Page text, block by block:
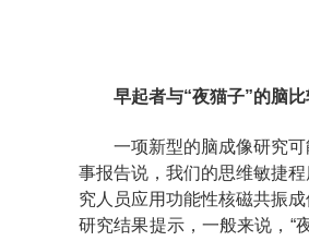
早起者与“夜猫子”的脑比
一项新型的脑成像研究
事报告说，我们的思维敏捷
究人员应用功能性核磁共振
研究结果提示，一般来说，“